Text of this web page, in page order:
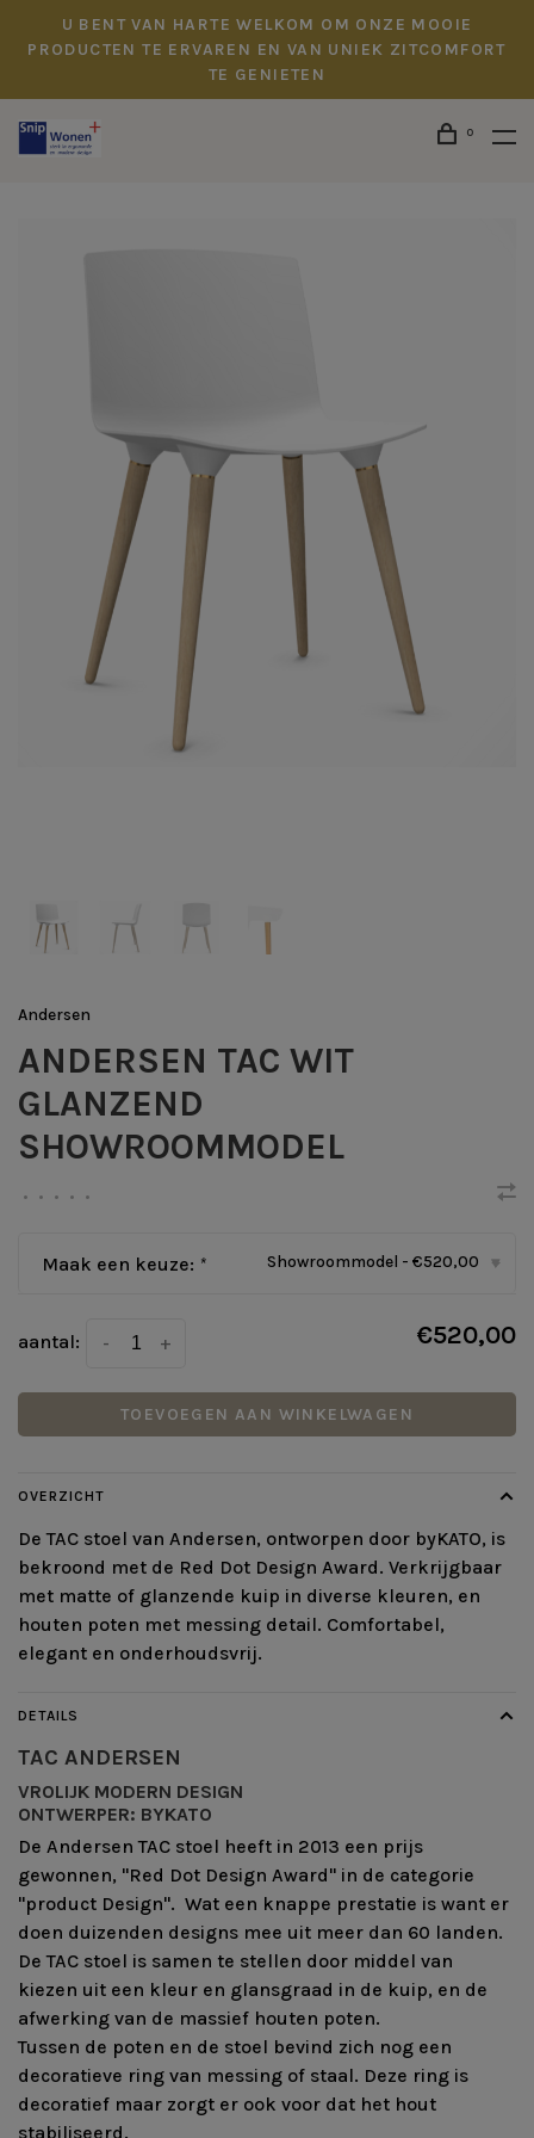
U BENT VAN HARTE WELKOM OM ONZE MOOIE
PRODUCTEN TE ERVAREN EN VAN UNIEK ZITCOMFORT
TE GENIETEN
0
Andersen
ANDERSEN TAC WIT
GLANZEND
SHOWROOMMODEL
• • • • •
Maak een keuze: * Showroommodel - €520,00 ▾
aantal: +
- €520,00
TOEVOEGEN AAN WINKELWAGEN
OVERZICHT
De TAC stoel van Andersen, ontworpen door byKATO, is
bekroond met de Red Dot Design Award. Verkrijgbaar
met matte of glanzende kuip in diverse kleuren, en
houten poten met messing detail. Comfortabel,
elegant en onderhoudsvrij.
DETAILS
TAC ANDERSEN
VROLIJK MODERN DESIGN
ONTWERPER: BYKATO
De Andersen TAC stoel heeft in 2013 een prijs
gewonnen, "Red Dot Design Award" in de categorie
"product Design". Wat een knappe prestatie is want er
doen duizenden designs mee uit meer dan 60 landen.
De TAC stoel is samen te stellen door middel van
kiezen uit een kleur en glansgraad in de kuip, en de
afwerking van de massief houten poten.
Tussen de poten en de stoel bevind zich nog een
decoratieve ring van messing of staal. Deze ring is
decoratief maar zorgt er ook voor dat het hout
stabiliseerd.